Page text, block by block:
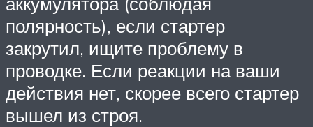
полярность), если стартер
закрутил, ищите проблему в
проводке. Если реакции на ваши
действия нет, скорее всего стартер
вышел из строя.